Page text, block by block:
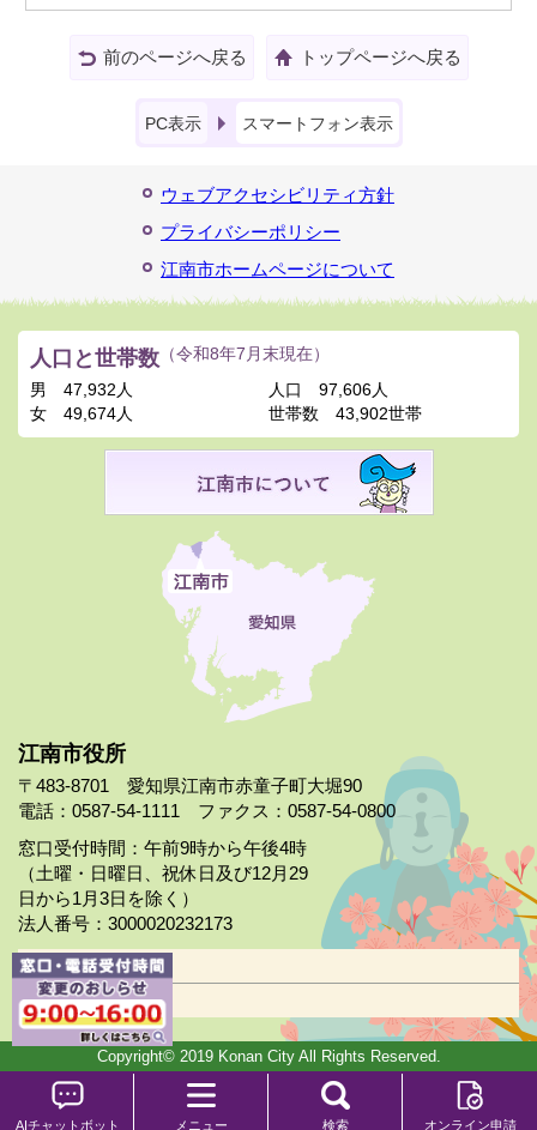
前のページへ戻る トップページへ戻る
PC表示 スマートフォン表示
AIチャットボット メニュー 検索 オンライン申請
ウェブアクセシビリティ方針
プライバシーポリシー
江南市ホームページについて
江南市役所
〒483-8701 愛知県江南市赤童子町大堀90
電話：0587-54-1111 ファクス：0587-54-0800
窓口受付時間：午前9時から午後4時
（土曜・日曜日、祝休日及び12月29
日から1月3日を除く）
法人番号：3000020232173
市役所案内
日曜市役所
人口と世帯数 （令和8年7月末現在）
男
47,932人
女
49,674人
人口
97,606人
世帯数
43,902世帯
Copyright© 2019 Konan City All Rights Reserved.